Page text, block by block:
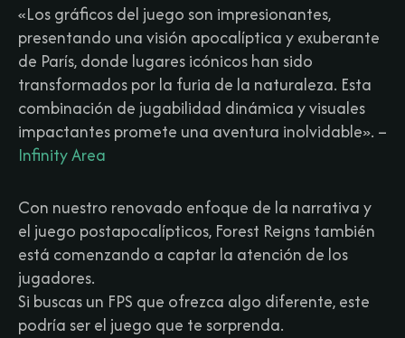
«Los gráficos del juego son impresionantes,
presentando una visión apocalíptica y exuberante
de París, donde lugares icónicos han sido
transformados por la furia de la naturaleza. Esta
combinación de jugabilidad dinámica y visuales
impactantes promete una aventura inolvidable». –
Infinity Area
Con nuestro renovado enfoque de la narrativa y
el juego postapocalípticos, Forest Reigns también
está comenzando a captar la atención de los
jugadores.
Si buscas un FPS que ofrezca algo diferente, este
podría ser el juego que te sorprenda.